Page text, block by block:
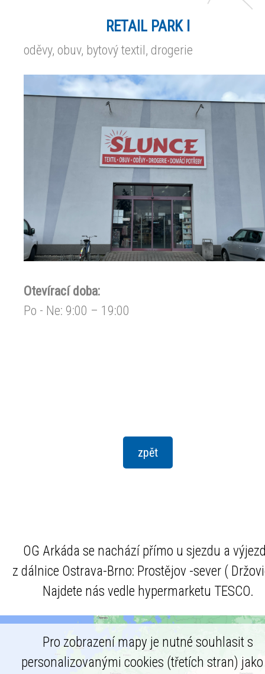
RETAIL PARK I
oděvy, obuv, bytový textil, drogerie
Otevírací doba:
Po - Ne: 9:00 – 19:00
OG Arkáda se nachází přímo u sjezdu a
z dálnice Ostrava-Brno: Prostějov -sever (
Najdete nás vedle hypermarketu TESCO.
Pro zobrazení mapy je nutné souhlasit s
personalizovanými cookies (třetích stran)